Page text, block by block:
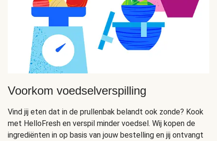
Voorkom voedselverspilling
Vind jij eten dat in de prullenbak belandt ook zonde? Kook
met HelloFresh en verspil minder voedsel. Wij kopen de
ingrediënten in op basis van jouw bestelling en jij ontvangt